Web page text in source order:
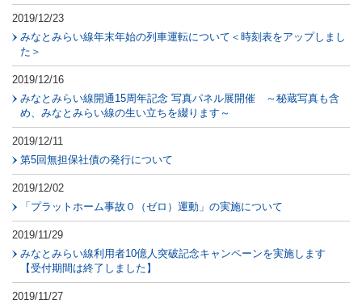
2019/12/23
みなとみらい線年末年始の列車運転について＜時刻表をアップしまし
た＞
2019/12/16
みなとみらい線開通15周年記念 写真パネル展開催 ～秘蔵写真も含
め、みなとみらい線の生い立ちを綴ります～
2019/12/11
第5回無担保社債の発行について
2019/12/02
「プラットホーム事故０（ゼロ）運動」の実施について
2019/11/29
みなとみらい線利用者10億人突破記念キャンペーンを実施します
【受付期間は終了しました】
2019/11/27